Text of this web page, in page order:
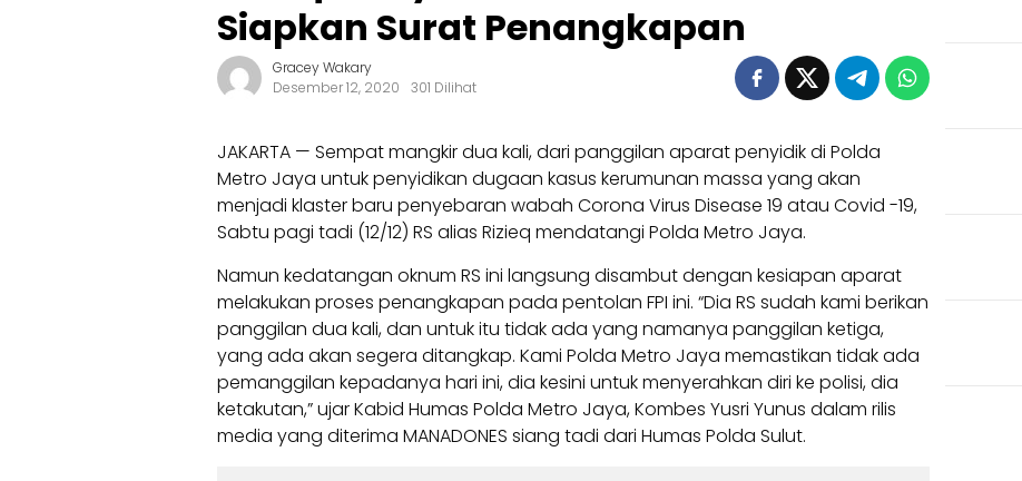
Siapkan Surat Penangkapan
Gracey Wakary
Desember 12, 2020
301 Dilihat
JAKARTA — Sempat mangkir dua kali, dari panggilan aparat penyidik di Polda
Metro Jaya untuk penyidikan dugaan kasus kerumunan massa yang akan
menjadi klaster baru penyebaran wabah Corona Virus Disease 19 atau Covid -19,
Sabtu pagi tadi (12/12) RS alias Rizieq mendatangi Polda Metro Jaya.
Namun kedatangan oknum RS ini langsung disambut dengan kesiapan aparat
melakukan proses penangkapan pada pentolan FPI ini. “Dia RS sudah kami berikan
panggilan dua kali, dan untuk itu tidak ada yang namanya panggilan ketiga,
yang ada akan segera ditangkap. Kami Polda Metro Jaya memastikan tidak ada
pemanggilan kepadanya hari ini, dia kesini untuk menyerahkan diri ke polisi, dia
ketakutan,” ujar Kabid Humas Polda Metro Jaya, Kombes Yusri Yunus dalam rilis
media yang diterima MANADONES siang tadi dari Humas Polda Sulut.